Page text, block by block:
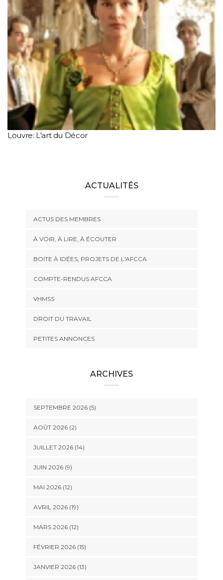
Louvre: L'art du Décor
ACTUALITÉS
ACTUS DES MEMBRES
À VOIR, À LIRE, À ÉCOUTER
BOITE À IDÉES, PROJETS DE L'AFCCA
COMPTE-RENDUS AFCCA
VHMSS
DROIT DU TRAVAIL
PETITES ANNONCES
ARCHIVES
SEPTEMBRE 2026 (5)
AOÛT 2026 (2)
JUILLET 2026 (14)
JUIN 2026 (9)
MAI 2026 (12)
AVRIL 2026 (19)
MARS 2026 (12)
FÉVRIER 2026 (15)
JANVIER 2026 (13)